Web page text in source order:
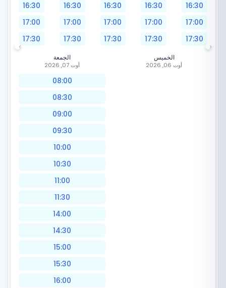
16:30
17:00
17:30
16:30
17:00
17:30
16:30
17:00
17:30
16:30
17:00
17:30
16:30
17:00
17:30
الجمعة
أوت 07, 2026
08:00
08:30
09:00
09:30
10:00
10:30
11:00
11:30
14:00
14:30
15:00
15:30
16:00
الخميس
أوت 06, 2026